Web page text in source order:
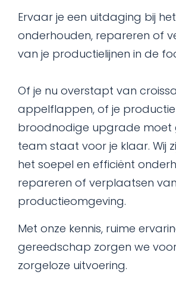
Ervaar je een uitdaging bij het
onderhouden, repareren of
van je productielijnen in de
Of je nu overstapt van
appelflappen, of je
broodnodige upgrade moet
team staat voor je klaar. Wij
het soepel en efficiënt
repareren of verplaatsen
productieomgeving.
Met onze kennis, ruime
gereedschap zorgen we
zorgeloze uitvoering.